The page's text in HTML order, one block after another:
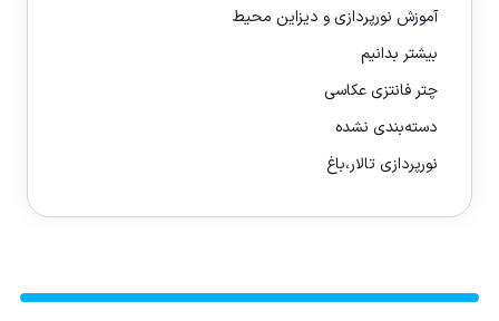
آموزش نورپردازی و دیزاین محیط
بیشتر بدانیم
چتر فانتزی عکاسی
دسته‌بندی نشده
نورپردازی تالار،باغ